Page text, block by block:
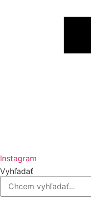
Instagram
Vyhľadať